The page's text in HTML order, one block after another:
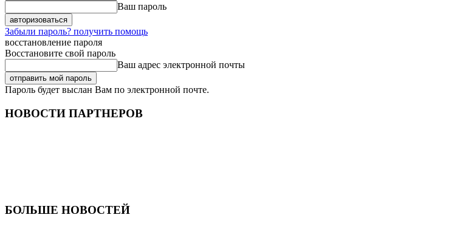
Ваш пароль
Забыли пароль? получить помощь
восстановление пароля
Восстановите свой пароль
Ваш адрес электронной почты
Пароль будет выслан Вам по электронной почте.
НОВОСТИ ПАРТНЕРОВ
БОЛЬШЕ НОВОСТЕЙ